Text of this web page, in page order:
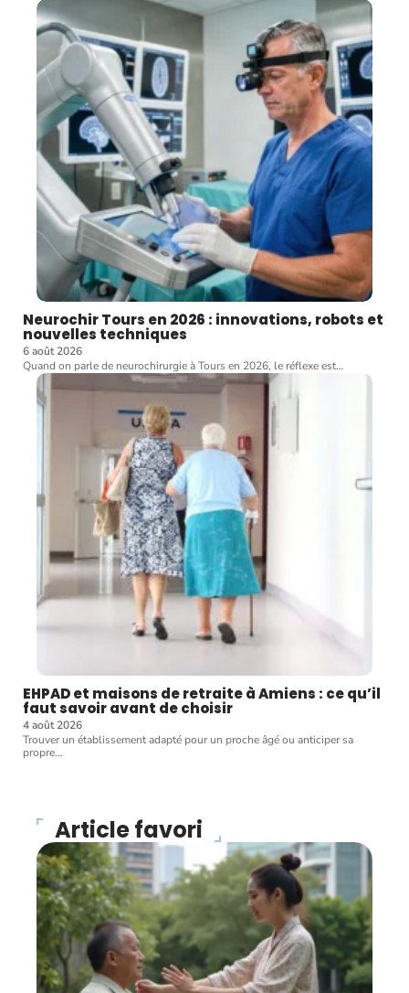
Neurochir Tours en 2026 : innovations, robots et
nouvelles techniques
6 août 2026
Quand on parle de neurochirurgie à Tours en 2026, le réflexe est…
EHPAD et maisons de retraite à Amiens : ce qu’il
faut savoir avant de choisir
4 août 2026
Trouver un établissement adapté pour un proche âgé ou anticiper sa
propre…
Article favori